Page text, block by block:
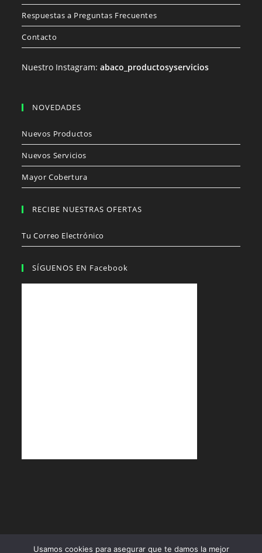
Respuestas a Preguntas Frecuentes
Contacto
Nuestro Instagram:abaco_productosyservicios
NOVEDADES
Nuevos Productos
Nuevos Servicios
Mayor Cobertura
RECIBE NUESTRAS OFERTAS
Tu Correo Electrónico
SÍGUENOS EN Facebook
Política de Cookies Política de Privacidad Términos y Condiciones
Usamos cookies para asegurar que te damos la mejor